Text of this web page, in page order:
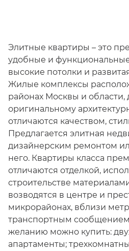
Элитные квартиры – это
удобные и
высокие потолки и
Жилые комплексы
районах Москвы и области,
оригинальному
отличаются качеством,
Предлагается элитная
дизайнерским ремонтом
него. Квартиры класса
отличаются отделкой,
строительстве
возводятся в центре и
микрорайонах, вблизи
транспортным
желанию можно купить:
апартаменты;